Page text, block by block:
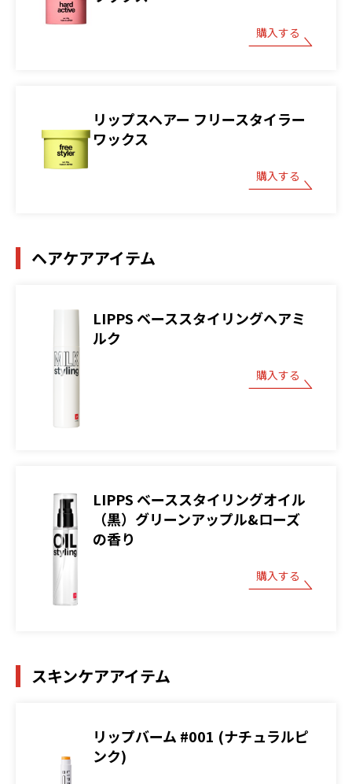
購入する
リップスヘアー フリースタイラー
ワックス
購入する
ヘアケアアイテム
LIPPS ベーススタイリングヘアミ
ルク
購入する
LIPPS ベーススタイリングオイル
（黒）グリーンアップル&ローズ
の香り
購入する
スキンケアアイテム
リップバーム #001 (ナチュラルピ
ンク)